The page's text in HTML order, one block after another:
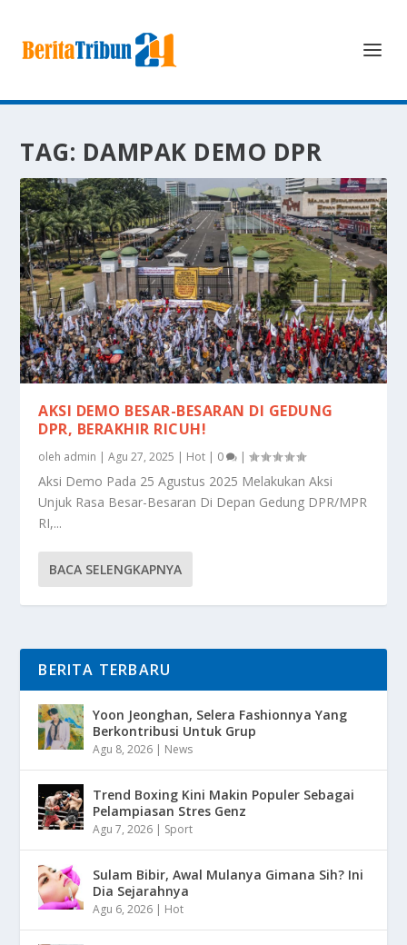
TAG: DAMPAK DEMO DPR
AKSI DEMO BESAR-BESARAN DI GEDUNG
DPR, BERAKHIR RICUH!
oleh admin |Agu 27, 2025 | Hot | 0 |
Aksi Demo Pada 25 Agustus 2025 Melakukan Aksi
Unjuk Rasa Besar-Besaran Di Depan Gedung DPR/MPR
RI,...
BACA SELENGKAPNYA
BERITA TERBARU
Yoon Jeonghan, Selera Fashionnya Yang
Berkontribusi Untuk Grup
Agu 8, 2026 | News
Trend Boxing Kini Makin Populer Sebagai
Pelampiasan Stres Genz
Agu 7, 2026 | Sport
Sulam Bibir, Awal Mulanya Gimana Sih? Ini
Dia Sejarahnya
Agu 6, 2026 | Hot